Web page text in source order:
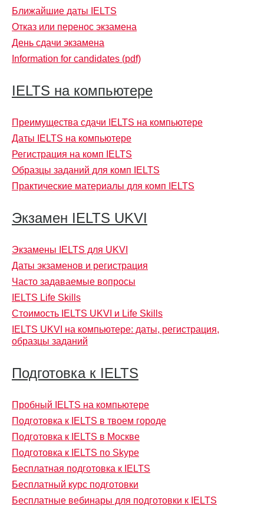
Ближайшие даты IELTS
Отказ или перенос экзамена
День сдачи экзамена
Information for candidates (pdf)
IELTS на компьютере
Преимущества сдачи IELTS на компьютере
Даты IELTS на компьютере
Регистрация на комп IELTS
Образцы заданий для комп IELTS
Практические материалы для комп IELTS
Экзамен IELTS UKVI
Экзамены IELTS для UKVI
Даты экзаменов и регистрация
Часто задаваемые вопросы
IELTS Life Skills
Стоимость IELTS UKVI и Life Skills
IELTS UKVI на компьютере: даты, регистрация,
образцы заданий
Подготовка к IELTS
Пробный IELTS на компьютере
Подготовка к IELTS в твоем городе
Подготовка к IELTS в Москве
Подготовка к IELTS по Skype
Бесплатная подготовка к IELTS
Бесплатный курс подготовки
Бесплатные вебинары для подготовки к IELTS